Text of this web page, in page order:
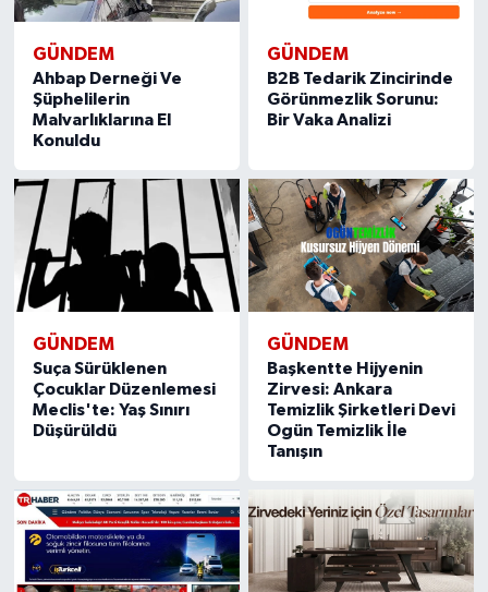
GÜNDEM
Ahbap Derneği Ve
Şüphelilerin
Malvarlıklarına El
Konuldu
GÜNDEM
B2B Tedarik Zincirinde
Görünmezlik Sorunu:
Bir Vaka Analizi
GÜNDEM
Suça Sürüklenen
Çocuklar Düzenlemesi
Meclis'te: Yaş Sınırı
Düşürüldü
GÜNDEM
Başkentte Hijyenin
Zirvesi: Ankara
Temizlik Şirketleri Devi
Ogün Temizlik İle
Tanışın